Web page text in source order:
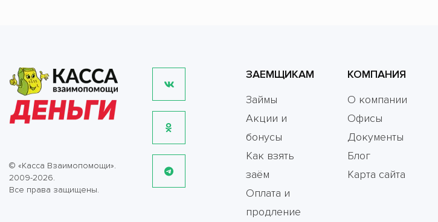
© «Касса Взаимопомощи».
2009-2026.
Все права защищены.
ЗАЕМЩИКАМ
Займы
Акции и
бонусы
Как взять
заём
Оплата и
продление
КОМПАНИЯ
О компании
Офисы
Документы
Блог
Карта сайта